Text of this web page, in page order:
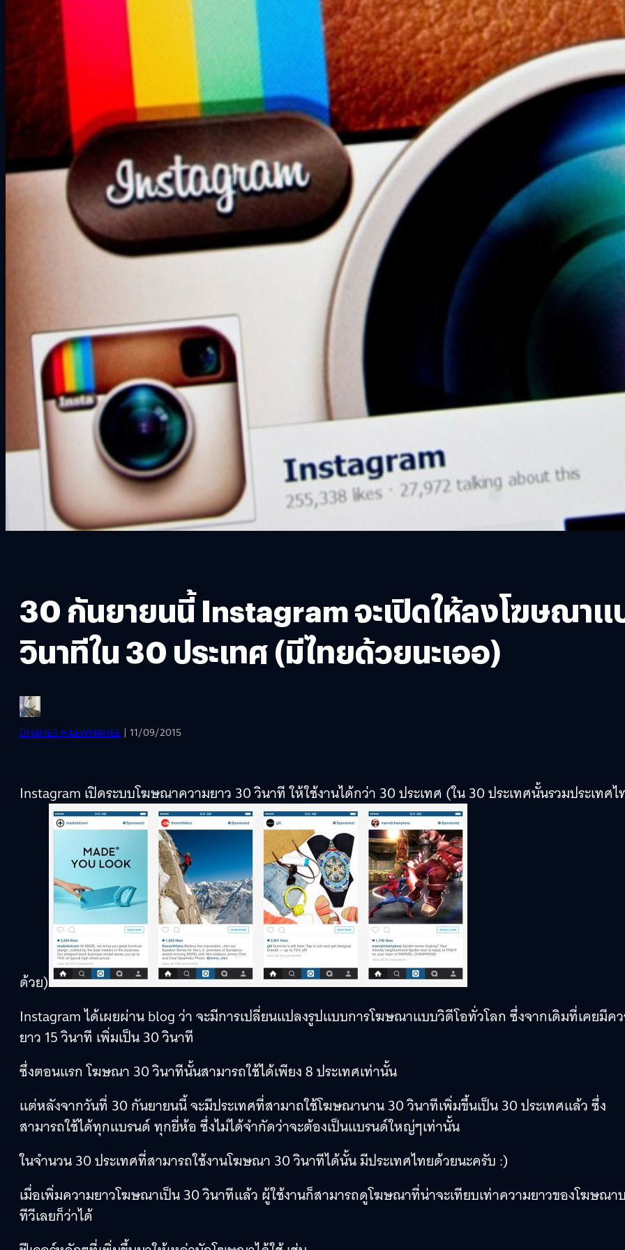
30 กันยายนนี้ Instagram จะเปิดให้ลงโฆษณา
วินาทีใน 30 ประเทศ (มีไทยด้วยนะเออ)
DHANES KAEWMANEE | 11/09/2015
Instagram เปิดระบบโฆษณาความยาว 30 วินาที ให้ใช้งานได้กว่า 30 ประเทศ (ใน 30 ประเทศนั้นรวมประเทศไ
ด้วย)
Instagram ได้เผยผ่าน blog ว่า จะมีการเปลี่ยนแปลงรูปแบบการโฆษณาแบบวิดีโอทั่วโลก ซึ่งจากเดิมที่เคยมีค
ยาว 15 วินาที เพิ่มเป็น 30 วินาที
ซึ่งตอนแรก โฆษณา 30 วินาทีนั้นสามารถใช้ได้เพียง 8 ประเทศเท่านั้น
แต่หลังจากวันที่ 30 กันยายนนี้ จะมีประเทศที่สามาถใช้โฆษณานาน 30 วินาทีเพิ่มขึ้นเป็น 30 ประเทศแล้ว ซึ่ง
สามารถใช้ได้ทุกแบรนด์ ทุกยี่ห้อ ซึ่งไม่ได้จำกัดว่าจะต้องเป็นแบรนด์ใหญ่ๆเท่านั้น
ในจำนวน 30 ประเทศที่สามารถใช้งานโฆษณา 30 วินาทีได้นั้น มีประเทศไทยด้วยนะครับ :)
เมื่อเพิ่มความยาวโฆษณาเป็น 30 วินาทีแล้ว ผู้ใช้งานก็สามารถดูโฆษณาที่น่าจะเทียบเท่าความยาวของโฆษณา
ทีวีเลยก็ว่าได้